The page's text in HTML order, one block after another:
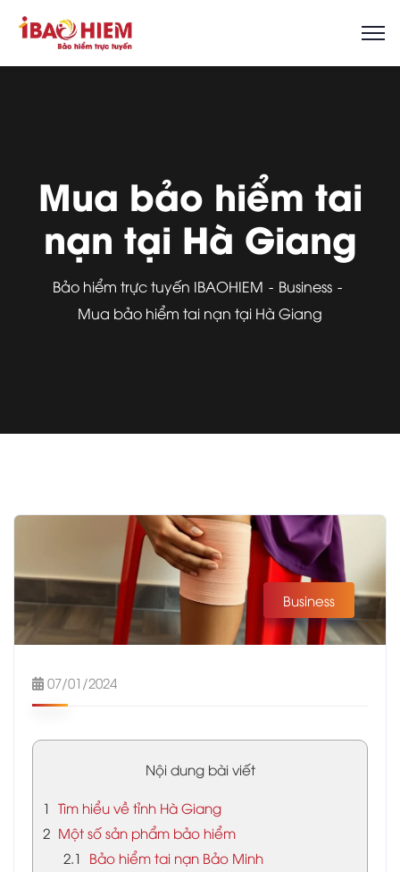
Mua bảo hiểm tai
nạn tại Hà Giang
Bảo hiểm trực tuyến IBAOHIEM
Business
Mua bảo hiểm tai nạn tại Hà Giang
Business
07/01/2024
Nội dung bài viết
1 Tìm hiểu về tỉnh Hà Giang
2 Một số sản phẩm bảo hiểm
2.1
Bảo hiểm tai nạn Bảo Minh